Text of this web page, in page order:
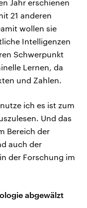
Jahr erschienen
21 anderen
wollen sie
Intelligenzen
Schwerpunkt
Lernen, da
und Zahlen.
ich es ist zum
Und das
Bereich der
auch der
der Forschung im
abgewälzt